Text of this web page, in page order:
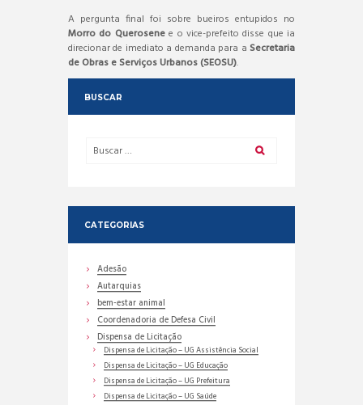
A pergunta final foi sobre bueiros entupidos no
Morro do Querosenee o vice-prefeito disse que ia
direcionar de imediato a demanda para a Secretaria
de Obras e Serviços Urbanos (SEOSU).
BUSCAR
CATEGORIAS
Adesão
Autarquias
bem-estar animal
Coordenadoria de Defesa Civil
Dispensa de Licitação
Dispensa de Licitação – UG Assistência Social
Dispensa de Licitação – UG Educação
Dispensa de Licitação – UG Prefeitura
Dispensa de Licitação – UG Saúde